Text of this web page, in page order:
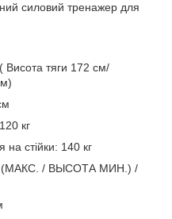
силовий тренажер для
Висота тяги 172 см/
кг
стійки: 140 кг
(МАКС. / ВЫСОТА МИН.) /